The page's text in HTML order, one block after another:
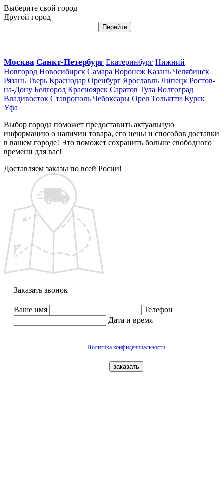
Выберите свой город
Другой город
Перейти
Москва Санкт-Петербург Екатеринбург Нижний
Новгород Новосибирск Самара Воронеж Казань Челябинск
Рязань Тверь Краснодар Оренбург Ярославль Липецк Ростов-
на-Дону Белгород Красноярск Саратов Тула Волгоград
Владивосток Ставрополь Чебоксары Орел Тольятти Курск
Уфа
Выбор города поможет предоставить актуальную
информацию о наличии товара, его цены и способов доставки
в вашем городе! Это поможет сохранить больше свободного
времени для вас!
Доставляем заказы по всей Росии!
Заказать звонок
Ваше имя
Телефон
Дата и время
Политика конфиденциальности
заказать